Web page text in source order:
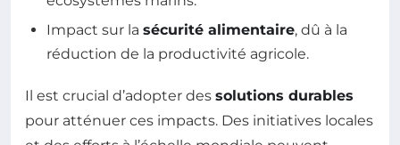
Impact sur la sécurité alimentaire, dû à la
réduction de la productivité agricole.
Il est crucial d’adopter des solutions durables
pour atténuer ces impacts. Des initiatives locales